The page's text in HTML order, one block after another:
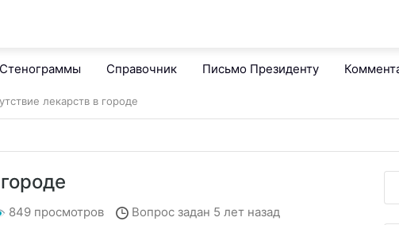
Стенограммы Справочник Письмо Президенту
лекарств в городе
849 просмотров Вопрос задан 5 лет назад